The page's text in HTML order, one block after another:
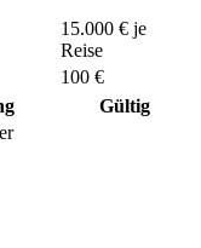
15.000 € je
Reise
100 €
Gültig